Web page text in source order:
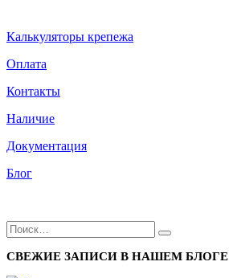
Калькуляторы крепежа
Оплата
Контакты
Наличие
Документация
Блог
СВЕЖИЕ ЗАПИСИ В НАШЕМ БЛОГЕ